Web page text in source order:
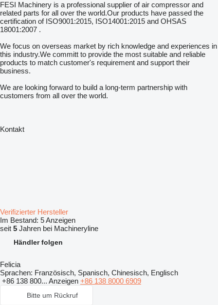
FESI Machinery is a professional supplier of air compressor and
related parts for all over the world.Our products have passed the
certification of ISO9001:2015, ISO14001:2015 and OHSAS
18001:2007 .
We focus on overseas market by rich knowledge and experiences in
this industry.We committ to provide the most suitable and reliable
products to match customer's requirement and support their
business.
We are looking forward to build a long-term partnership with
customers from all over the world.
Kontakt
Verifizierter Hersteller
Im Bestand: 5 Anzeigen
seit 5 Jahren bei Machineryline
Händler folgen
Felicia
Sprachen: Französisch, Spanisch, Chinesisch, Englisch
+86 138 800... Anzeigen +86 138 8000 6909
Bitte um Rückruf